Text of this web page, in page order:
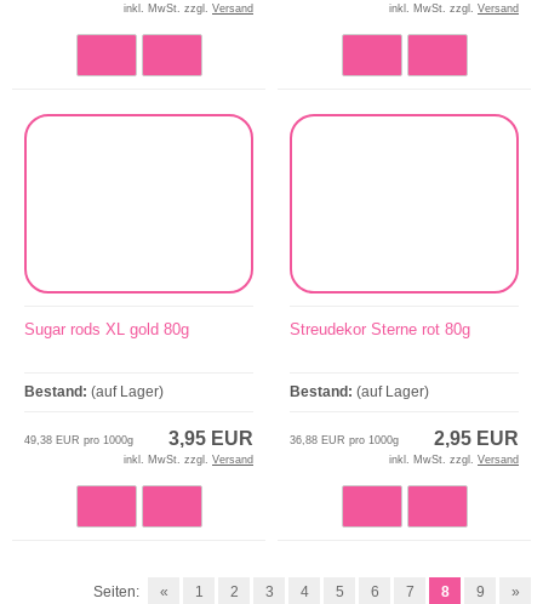
inkl. MwSt. zzgl. Versand
inkl. MwSt. zzgl. Versand
Sugar rods XL gold 80g
Bestand: (auf Lager)
3,95 EUR
49,38 EUR pro 1000g
inkl. MwSt. zzgl. Versand
Streudekor Sterne rot 80g
Bestand: (auf Lager)
2,95 EUR
36,88 EUR pro 1000g
inkl. MwSt. zzgl. Versand
Seiten: « 1 2 3 4 5 6 7 8 9 »